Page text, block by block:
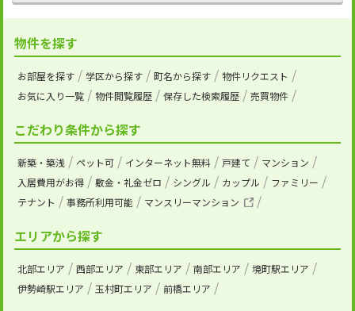
物件を探す
お部屋を探す 学区から探す 町名から探す
物件リクエスト
お気に入り一覧
物件閲覧履歴 保存した検索履歴 売買物件
こだわり条件から探す
新築・築浅 ペット可 インターネット無料 戸建て
マンション
入居費用がお得
敷金・礼金ゼロ シングル カップル
ファミリー
テナント
事務所利用可能 マンスリーマンション
エリアから探す
北部エリア 西部エリア 東部エリア 南部エリア
境町駅エリア
伊勢崎駅エリア
玉村町エリア 前橋エリア